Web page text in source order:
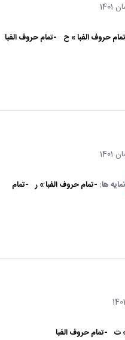
حروف الفبا » ح -تمام حروف الفبا
نمایه ها: -تمام حروف الفبا » ر -تمام
ت -تمام حروف الفبا